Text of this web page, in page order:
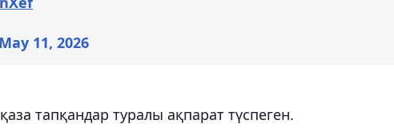
May 11, 2026
тапқандар туралы ақпарат түспеген.